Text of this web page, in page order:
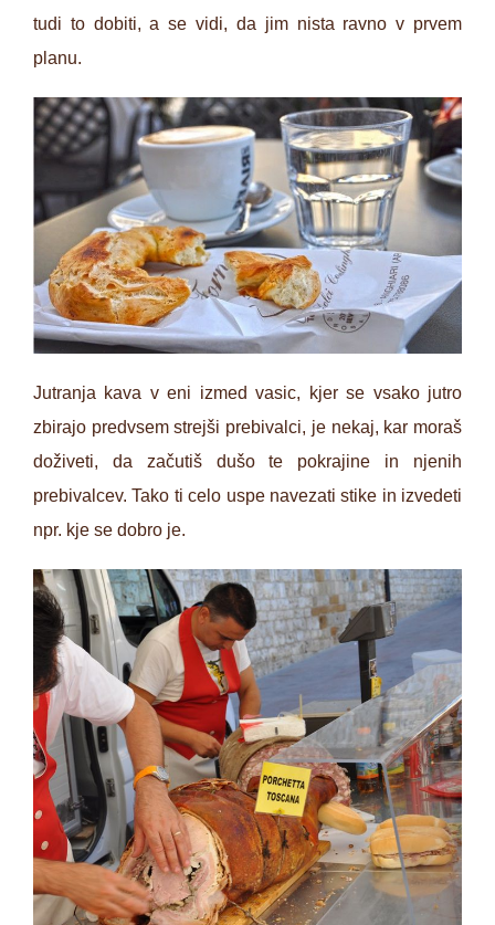
tudi to dobiti, a se vidi, da jim nista ravno v prvem
planu.
Jutranja kava v eni izmed vasic, kjer se vsako jutro
zbirajo predvsem strejši prebivalci, je nekaj, kar moraš
doživeti, da začutiš dušo te pokrajine in njenih
prebivalcev. Tako ti celo uspe navezati stike in izvedeti
npr. kje se dobro je.